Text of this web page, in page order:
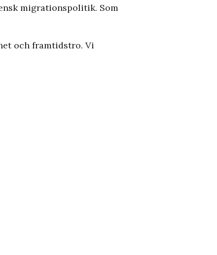
migrationspolitik. Som
och framtidstro. Vi